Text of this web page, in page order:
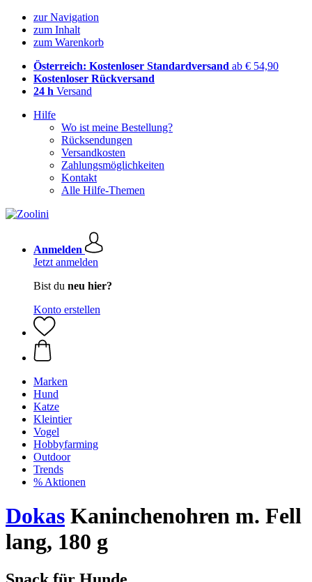
zur Navigation
zum Inhalt
zum Warenkorb
Österreich: Kostenloser Standardversand ab € 54,90
Kostenloser Rückversand
24 h Versand
Hilfe
Wo ist meine Bestellung?
Rücksendungen
Versandkosten
Zahlungsmöglichkeiten
Kontakt
Alle Hilfe-Themen
Anmelden
Jetzt anmelden
Bist du neu hier?
Konto erstellen
Marken
Hund
Katze
Kleintier
Vogel
Hobbyfarming
Outdoor
Trends
% Aktionen
Dokas Kaninchenohren m. Fell
lang, 180 g